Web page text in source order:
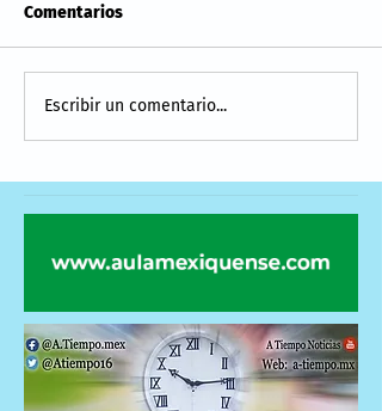
Comentarios
Escribir un comentario...